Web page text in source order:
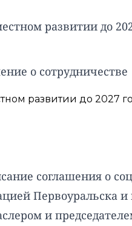
развитии до
о сотрудничестве
соглашения о
Первоуральска
и